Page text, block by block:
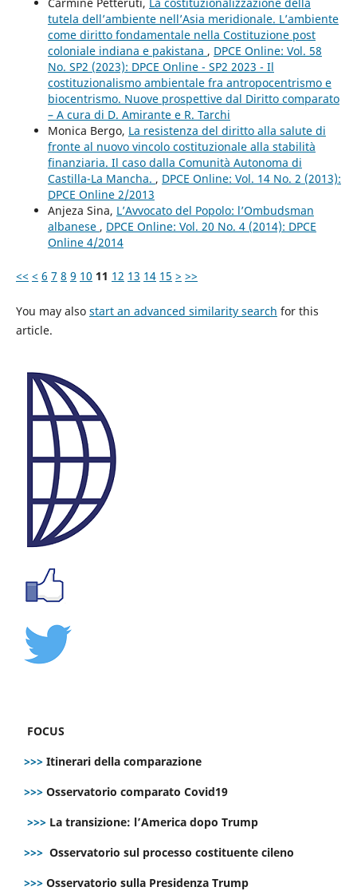
tutela dell’ambiente nell’Asia meridionale. L’ambiente
come diritto fondamentale nella Costituzione post
coloniale indiana e pakistana , DPCE Online: Vol. 58
No. SP2 (2023): DPCE Online - SP2 2023 - Il
costituzionalismo ambientale fra antropocentrismo e
biocentrismo. Nuove prospettive dal Diritto comparato
– A cura di D. Amirante e R. Tarchi
Monica Bergo, La resistenza del diritto alla salute di
fronte al nuovo vincolo costituzionale alla stabilità
finanziaria. Il caso dalla Comunità Autonoma di
Castilla-La Mancha. , DPCE Online: Vol. 14 No. 2 (2013):
DPCE Online 2/2013
Anjeza Sina, L’Avvocato del Popolo: l’Ombudsman
albanese , DPCE Online: Vol. 20 No. 4 (2014): DPCE
Online 4/2014
<< < 6 7 8 9 10 11 12 13 14 15 > >>
You may also start an advanced similarity search for this
article.
FOCUS
>>> Itinerari della comparazione
>>> Osservatorio comparato Covid19
>>> La transizione: l’America dopo Trump
>>> Osservatorio sul processo costituente cileno
>>> Osservatorio sulla Presidenza Trump